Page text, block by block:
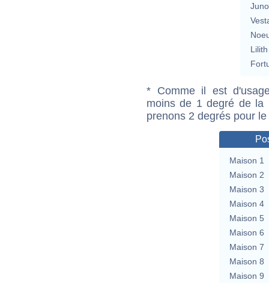
Lilith
* Comme il est
moins de 1 degré de la
prenons 2 degrés pour
Maison 1
Maison 2
Maison 3
Maison 4
Maison 5
Maison 6
Maison 7
Maison 8
Maison 9